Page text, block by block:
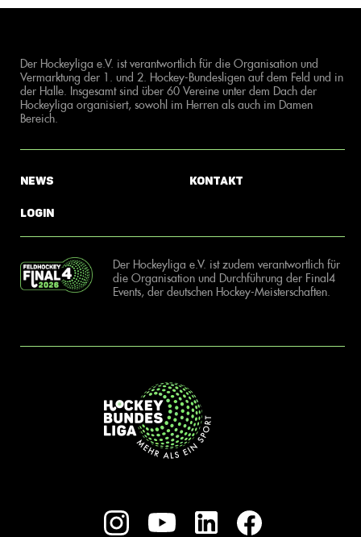
Der Hockeyliga e.V. ist verantwortlich für die Organisation und
Vermarktung der 1. und 2. Hockey-Bundesligen auf dem Feld und in
der Halle. Insgesamt sind über 60 Vereine unter dem Dach der
Hockeyliga organisiert, sowohl im Herren als auch im Damen
Bereich.
News
Login
Kontakt
Der Hockeyliga e.V. ist zudem verantwortlich für
die Organisation und Durchführung der Final4
Events, der deutschen Hockey-Meisterschaften.